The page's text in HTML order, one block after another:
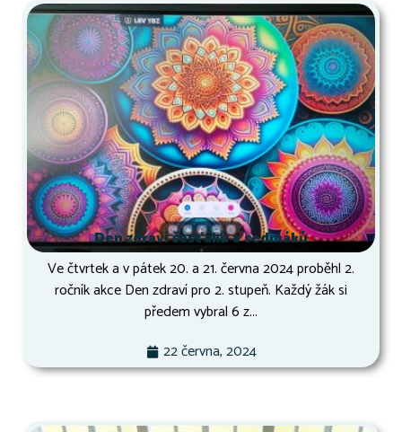
Den zdraví šesťáků a sedmáků
Ve čtvrtek a v pátek 20. a 21. června 2024 proběhl 2.
ročník akce Den zdraví pro 2. stupeň. Každý žák si
předem vybral 6 z...
22 června, 2024